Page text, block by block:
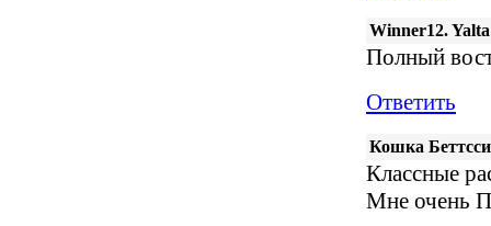
Winner12. Yalta
Полный
Ответить
Кошка
Классные
Мне очень